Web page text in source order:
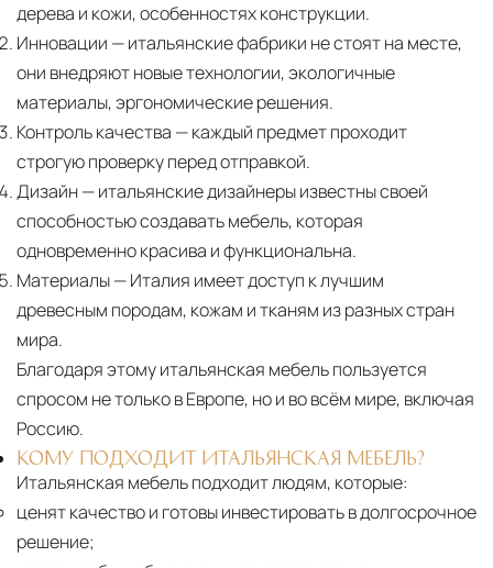
дерева и кожи, особенностях конструкции.
Инновации — итальянские фабрики не стоят на месте,
они внедряют новые технологии, экологичные
материалы, эргономические решения.
Контроль качества — каждый предмет проходит
строгую проверку перед отправкой.
Дизайн— итальянские дизайнеры известны своей
способностью создавать мебель, которая
одновременно красива и функциональна.
Материалы— Италия имеет доступ к лучшим
древесным породам, кожам и тканям из разных стран
мира.
Благодаря этому итальянская мебель пользуется
спросом не только в Европе, но и во всём мире, включая
Россию.
КОМУ ПОДХОДИТ ИТАЛЬЯНСКАЯ МЕБЕЛЬ?
Итальянская мебель подходит людям, которые:
ценят качество и готовы инвестировать в долгосрочное
решение;